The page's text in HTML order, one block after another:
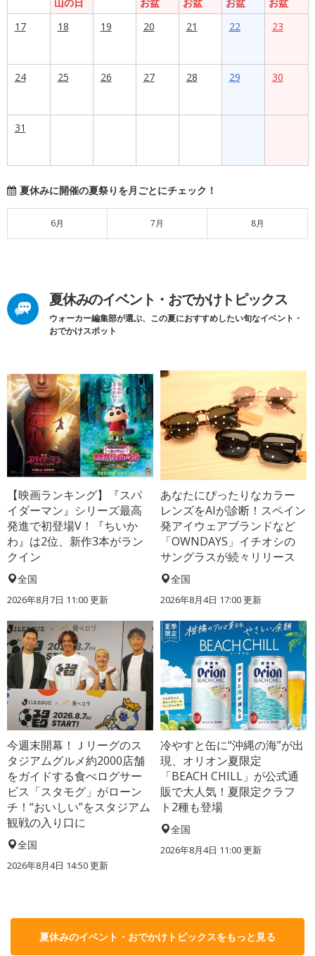
17
18 19 20 21 22 23
24 25 26 27 28 29 30
31
夏休みに開催の夏祭りを月ごとにチェック！
6月 7月 8月
夏休みのイベント・おでかけトピックス
ウォーカー編集部が選ぶ、この夏におすすめしたい旬なイベント・
おでかけスポット
【映画ランキング】『スパ
イダーマン』シリーズ最高
発進で初登場V！『ちいか
わ』は2位、新作3本がラン
クイン
全国
2026年8月7日 11:00更新
あなたにぴったりなカラー
レンズをAIが診断！スペイン
発アイウェアブランドなど
「OWNDAYS」イチオシの
サングラスが続々リリース
全国
2026年8月4日 17:00更新
今週末開幕！Ｊリーグのス
タジアムグルメ約2000店舗
をガイドする食べログサー
ビス「スタモグ」がローン
チ！“おいしい”をスタジアム
観戦の入り口に
全国
2026年8月4日 14:50更新
冷やすと缶に“沖縄の海”が出
現、オリオン夏限定
「BEACH CHILL」が公式通
販で大人気！夏限定クラフ
ト2種も登場
全国
2026年8月4日 11:00更新
夏休みのイベント・おでかけトピックスをもっと見る